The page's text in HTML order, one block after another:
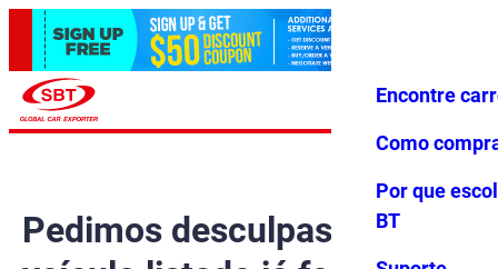
Favoritos Menu
Encontre
Como
Por que
BT
Pedimos desculpas, mas o